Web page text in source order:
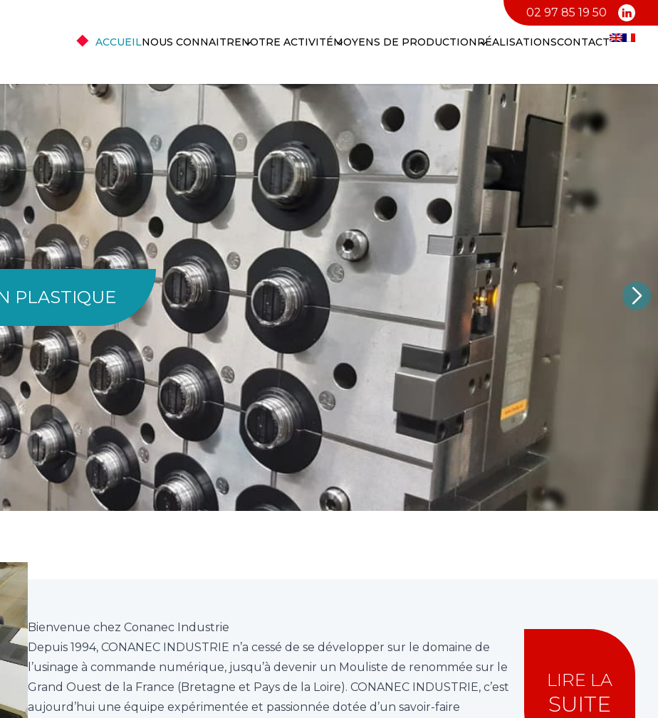
ACCUEILNOUS CONNAITRENOTRE ACTIVITÉMOYENS DE PRODUCTIONRÉALISATIONSCONTACT
02 97 85 19 50
PLASTIQUE
Bienvenue chez Conanec Industrie
Depuis 1994, CONANEC INDUSTRIE n’a cessé de se développer sur le domaine de
l’usinage à commande numérique, jusqu’à devenir un Mouliste de renommée sur le
Grand Ouest de la France (Bretagne et Pays de la Loire). CONANEC INDUSTRIE, c’est
aujourd’hui une équipe expérimentée et passionnée dotée d’un savoir-faire
LIRE LA
SUITE